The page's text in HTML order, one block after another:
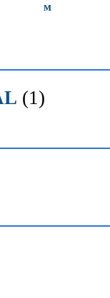
м
(1)